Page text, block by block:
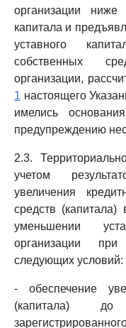
организации ниже
капитала и
уставного
собственных
организации,
1 настоящего
имелись
предупреждению
2.3.
учетом
увеличения
средств
уменьшении
организации
следующих условий:
- обеспечение
(капитала)